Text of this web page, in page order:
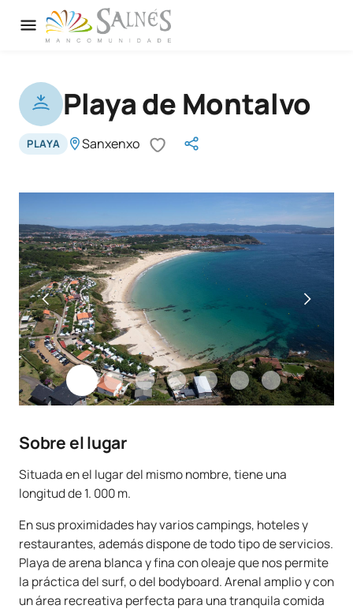
Playa de Montalvo
PLAYA Sanxenxo
Sobre el lugar
Situada en el lugar del mismo nombre, tiene una
longitud de 1. 000 m.
En sus proximidades hay varios campings, hoteles y
restaurantes, además dispone de todo tipo de servicios.
Playa de arena blanca y fina con oleaje que nos permite
la práctica del surf, o del bodyboard. Arenal amplio y con
un área recreativa perfecta para una tranquila comida